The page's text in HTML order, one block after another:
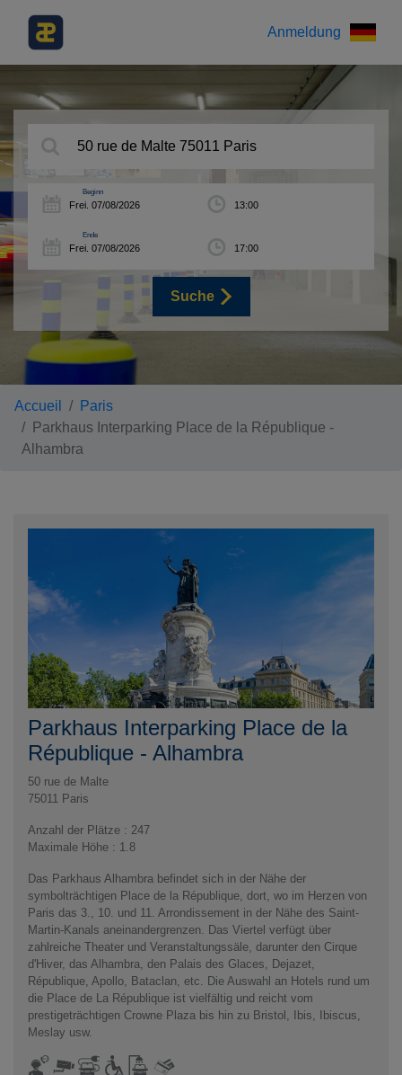
Anmeldung
Beginn
Ende
Suche
Accueil
Paris
Parkhaus Interparking Place de la République -
Alhambra
Parkhaus Interparking Place de la
République - Alhambra
50 rue de Malte
75011 Paris
Anzahl der Plätze : 247
Maximale Höhe : 1.8
Das Parkhaus Alhambra befindet sich in der Nähe der
symbolträchtigen Place de la République, dort, wo im Herzen von
Paris das 3., 10. und 11. Arrondissement in der Nähe des Saint-
Martin-Kanals aneinandergrenzen. Das Viertel verfügt über
zahlreiche Theater und Veranstaltungssäle, darunter den Cirque
d'Hiver, das Alhambra, den Palais des Glaces, Dejazet,
République, Apollo, Bataclan, etc. Die Auswahl an Hotels rund um
die Place de La République ist vielfältig und reicht vom
prestigeträchtigen Crowne Plaza bis hin zu Bristol, Ibis, Ibiscus,
Meslay usw.